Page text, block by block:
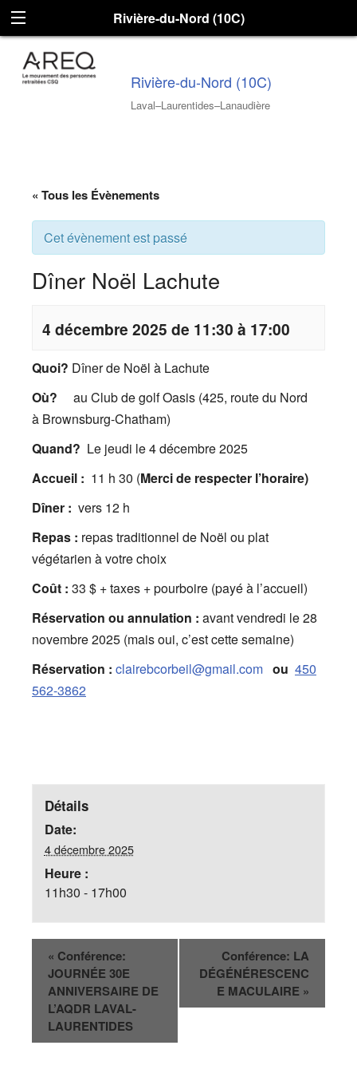
Rivière-du-Nord (10C)
Rivière-du-Nord (10C)
Laval–Laurentides–Lanaudière
« Tous les Évènements
Cet évènement est passé
Dîner Noël Lachute
4 décembre 2025 de 11:30 à 17:00
Quoi? Dîner de Noël à Lachute
Où?
au Club de golf Oasis (425, route du Nord
à Brownsburg-Chatham)
Quand? Le jeudi le 4 décembre 2025
Accueil : 11 h 30 (Merci de respecter l’horaire)
Dîner : vers 12 h
Repas : repas traditionnel de Noël ou plat
végétarien à votre choix
Coût : 33 $ + taxes + pourboire (payé à l’accueil)
Réservation ou annulation : avant vendredi le 28
novembre 2025 (mais oui, c’est cette semaine)
Réservation : clairebcorbeil@gmail.com ou 450
562-3862
Détails
Date:
4 décembre 2025
Heure :
11h30 - 17h00
« Conférence:
JOURNÉE 30E
ANNIVERSAIRE DE
L’AQDR LAVAL-
LAURENTIDES
Conférence: LA
DÉGÉNÉRESCENC
E MACULAIRE »